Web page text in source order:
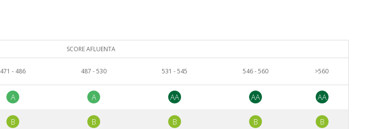
SCORE AFLUENTA
471 - 486 487 - 530 531 - 545 546 - 560 >560
A A AA AA AA
B B B B B